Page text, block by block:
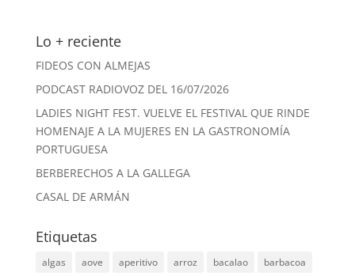
Lo + reciente
FIDEOS CON ALMEJAS
PODCAST RADIOVOZ DEL 16/07/2026
LADIES NIGHT FEST. VUELVE EL FESTIVAL QUE RINDE
HOMENAJE A LA MUJERES EN LA GASTRONOMÍA
PORTUGUESA
BERBERECHOS A LA GALLEGA
CASAL DE ARMÁN
Etiquetas
algas aove aperitivo arroz bacalao
barbacoa